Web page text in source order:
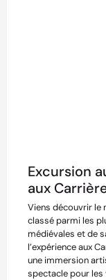
Excursion
aux
Viens découvrir le
classé parmi les
médiévales et de
l’expérience aux
une immersion
spectacle pour les